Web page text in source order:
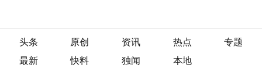
头条 原创 资讯 热点
专题
最新
快料 独闻 本地